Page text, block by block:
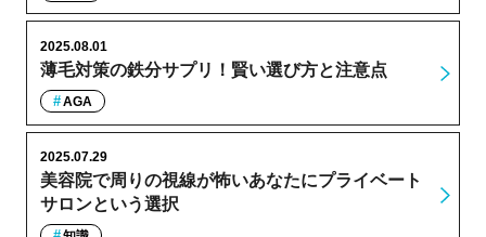
薄毛対策の鉄分サプリ！賢い選び方と注意点
2025.08.01
AGA
美容院で周りの視線が怖いあなたにプライベート
サロンという選択
2025.07.29